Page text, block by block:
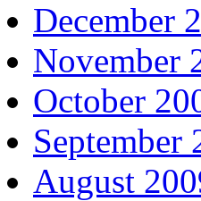
December
November
October
September
August